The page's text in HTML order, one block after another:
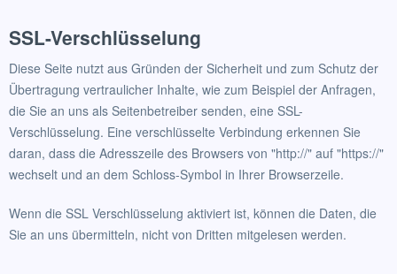
SSL-Verschlüsselung
Diese Seite nutzt aus Gründen der Sicherheit und zum Schutz der
Übertragung vertraulicher Inhalte, wie zum Beispiel der Anfragen,
die Sie an uns als Seitenbetreiber senden, eine SSL-
Verschlüsselung. Eine verschlüsselte Verbindung erkennen Sie
daran, dass die Adresszeile des Browsers von "http://" auf "https://"
wechselt und an dem Schloss-Symbol in Ihrer Browserzeile.
Wenn die SSL Verschlüsselung aktiviert ist, können die Daten, die
Sie an uns übermitteln, nicht von Dritten mitgelesen werden.